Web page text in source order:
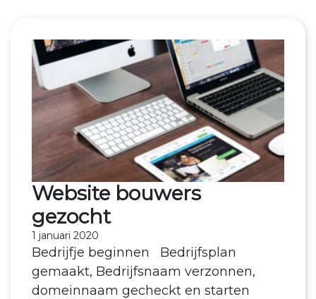
Website bouwers
gezocht
1 januari 2020
Bedrijfje beginnen Bedrijfsplan
gemaakt, Bedrijfsnaam verzonnen,
domeinnaam gecheckt en starten